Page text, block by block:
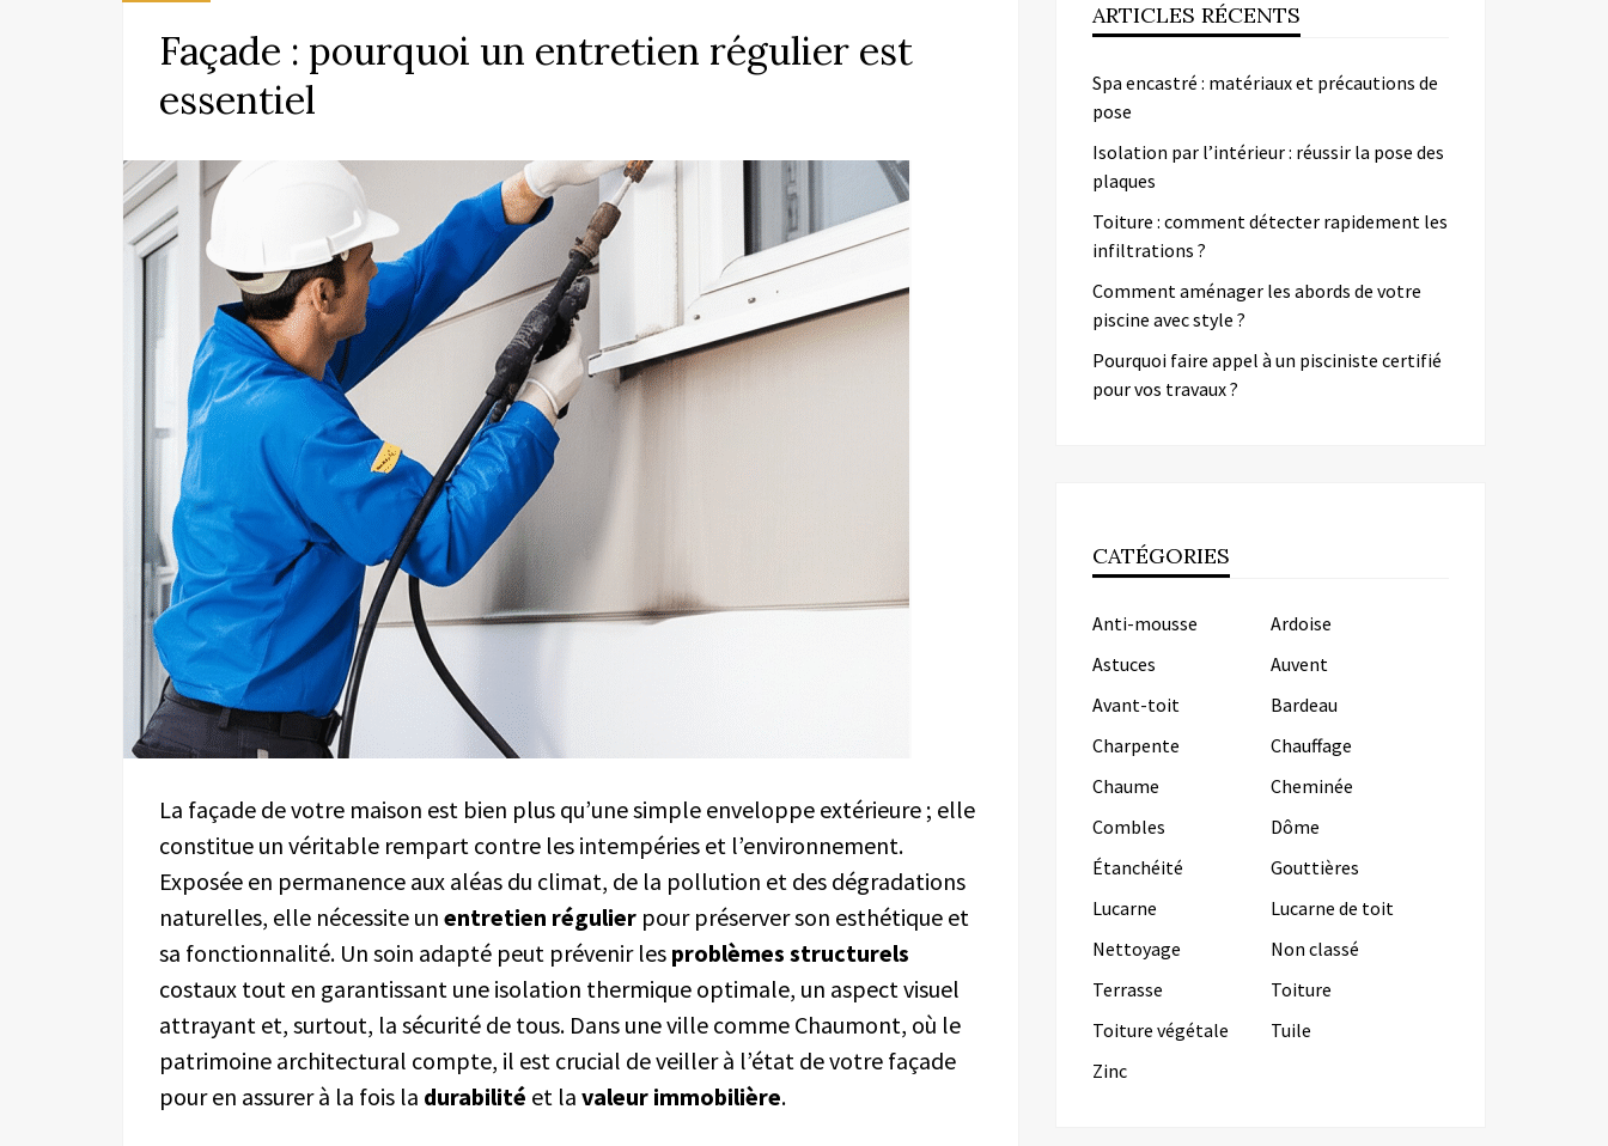
Façade : pourquoi un entretien régulier est
essentiel
La façade de votre maison est bien plus qu’une simple enveloppe extérieure ; elle
constitue un véritable rempart contre les intempéries et l’environnement.
Exposée en permanence aux aléas du climat, de la pollution et des dégradations
naturelles, elle nécessite un entretien régulier pour préserver son esthétique et
sa fonctionnalité. Un soin adapté peut prévenir les problèmes structurels
costaux tout en garantissant une isolation thermique optimale, un aspect visuel
attrayant et, surtout, la sécurité de tous. Dans une ville comme Chaumont, où le
patrimoine architectural compte, il est crucial de veiller à l’état de votre façade
pour en assurer à la fois la durabilité et la valeur immobilière.
ARTICLES RÉCENTS
Spa encastré : matériaux et précautions de
pose
Isolation par l’intérieur : réussir la pose des
plaques
Toiture : comment détecter rapidement les
infiltrations ?
Comment aménager les abords de votre
piscine avec style ?
Pourquoi faire appel à un pisciniste certifié
pour vos travaux ?
CATÉGORIES
Anti-mousse
Ardoise
Astuces
Auvent
Avant-toit
Bardeau
Charpente
Chauffage
Chaume
Cheminée
Combles
Dôme
Étanchéité
Gouttières
Lucarne
Lucarne de toit
Nettoyage
Non classé
Terrasse
Toiture
Toiture végétale
Tuile
Zinc